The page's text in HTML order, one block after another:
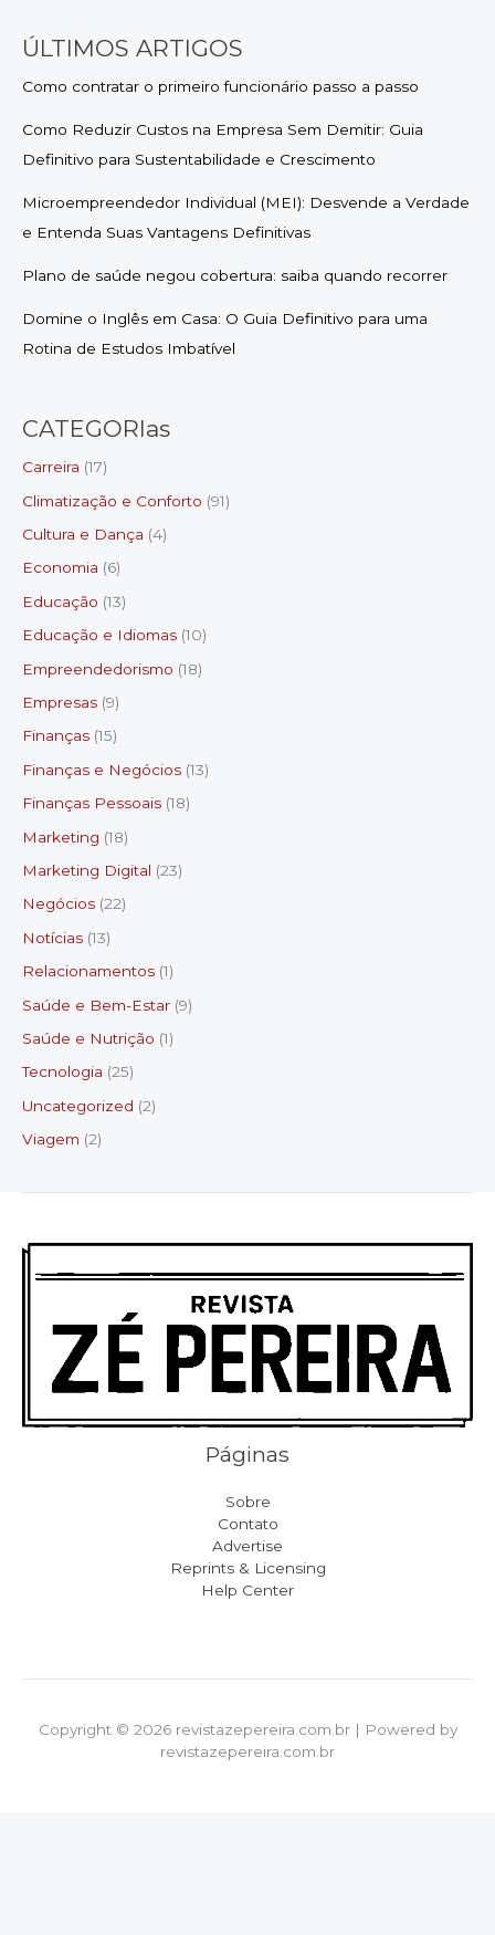
ÚLTIMOS ARTIGOS
Como contratar o primeiro funcionário passo a passo
Como Reduzir Custos na Empresa Sem Demitir: Guia
Definitivo para Sustentabilidade e Crescimento
Microempreendedor Individual (MEI): Desvende a Verdade
e Entenda Suas Vantagens Definitivas
Plano de saúde negou cobertura: saiba quando recorrer
Domine o Inglês em Casa: O Guia Definitivo para uma
Rotina de Estudos Imbatível
CATEGORIas
Carreira (17)
Climatização e Conforto (91)
Cultura e Dança (4)
Economia (6)
Educação (13)
Educação e Idiomas (10)
Empreendedorismo (18)
Empresas (9)
Finanças (15)
Finanças e Negócios (13)
Finanças Pessoais (18)
Marketing (18)
Marketing Digital (23)
Negócios (22)
Notícias (13)
Relacionamentos (1)
Saúde e Bem-Estar (9)
Saúde e Nutrição (1)
Tecnologia (25)
Uncategorized (2)
Viagem (2)
Páginas
Sobre
Contato
Advertise
Reprints & Licensing
Help Center
Copyright © 2026 revistazepereira.com.br | Powered by
revistazepereira.com.br